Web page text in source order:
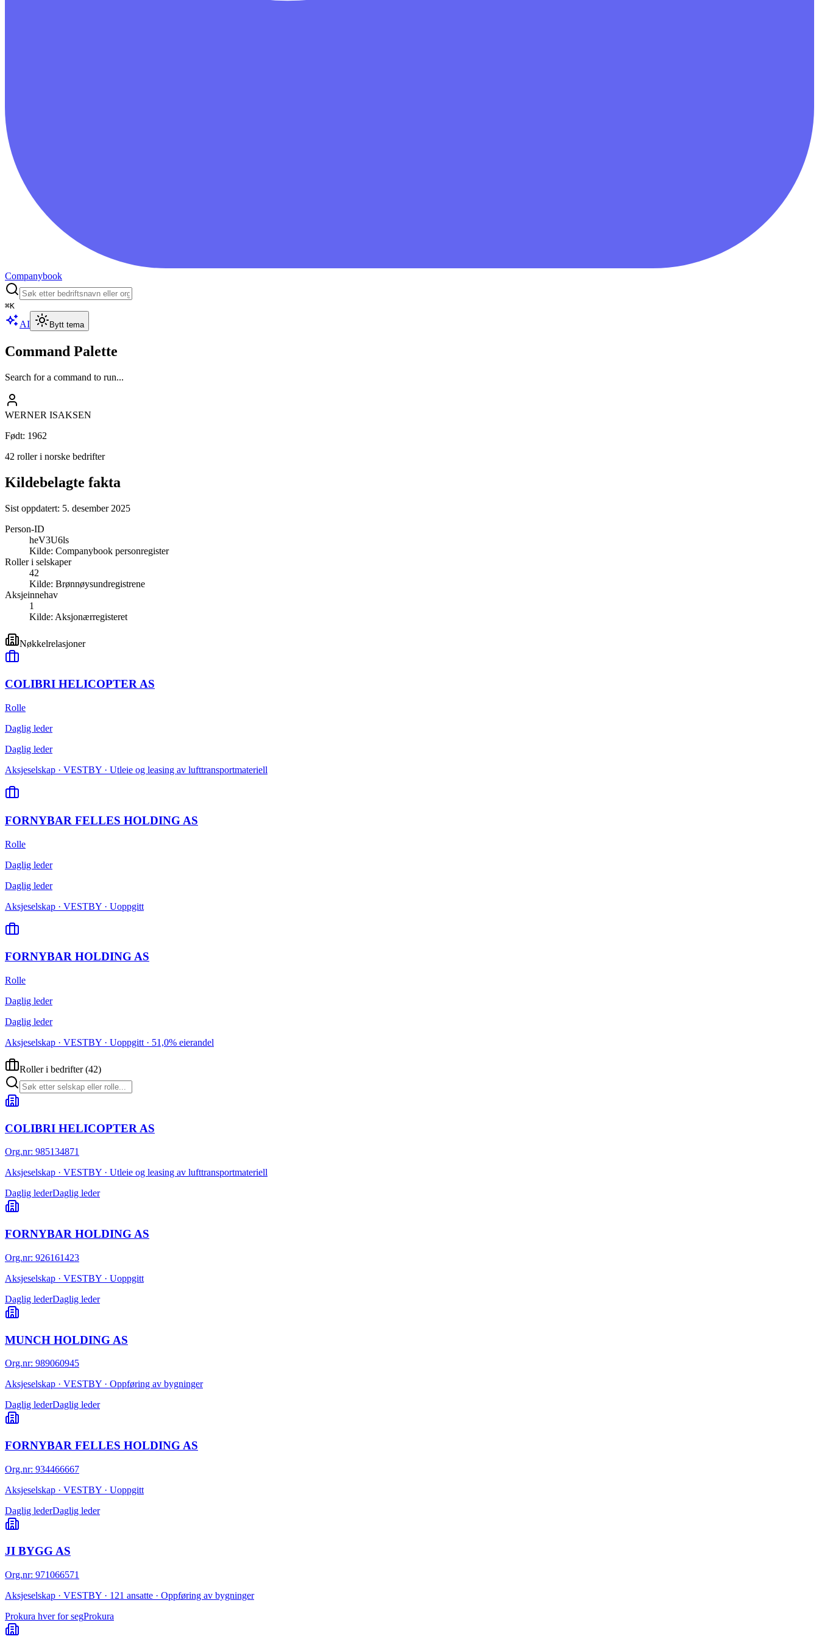
Companybook
⌘K
AI Bytt tema
Command Palette
Search for a command to run...
WERNER ISAKSEN
Født: 1962
42 roller i norske bedrifter
Kildebelagte fakta
Sist oppdatert: 5. desember 2025
Person-ID
heV3U6ls
Kilde: Companybook personregister
Roller i selskaper
42
Kilde: Brønnøysundregistrene
Aksjeinnehav
1
Kilde: Aksjonærregisteret
Nøkkelrelasjoner
COLIBRI HELICOPTER AS
Rolle
Daglig leder
Daglig leder
Aksjeselskap · VESTBY · Utleie og leasing av lufttransportmateriell
FORNYBAR FELLES HOLDING AS
Rolle
Daglig leder
Daglig leder
Aksjeselskap · VESTBY · Uoppgitt
FORNYBAR HOLDING AS
Rolle
Daglig leder
Daglig leder
Aksjeselskap · VESTBY · Uoppgitt · 51,0% eierandel
Roller i bedrifter(42)
COLIBRI HELICOPTER AS
Org.nr: 985134871
Aksjeselskap · VESTBY · Utleie og leasing av lufttransportmateriell
Daglig lederDaglig leder
FORNYBAR HOLDING AS
Org.nr: 926161423
Aksjeselskap · VESTBY · Uoppgitt
Daglig lederDaglig leder
MUNCH HOLDING AS
Org.nr: 989060945
Aksjeselskap · VESTBY · Oppføring av bygninger
Daglig lederDaglig leder
FORNYBAR FELLES HOLDING AS
Org.nr: 934466667
Aksjeselskap · VESTBY · Uoppgitt
Daglig lederDaglig leder
JI BYGG AS
Org.nr: 971066571
Aksjeselskap · VESTBY · 121 ansatte · Oppføring av bygninger
Prokura hver for segProkura